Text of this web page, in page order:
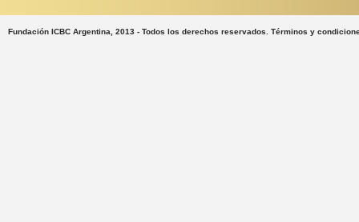
Fundación ICBC Argentina, 2013 - Todos los derechos reservados. Términos y